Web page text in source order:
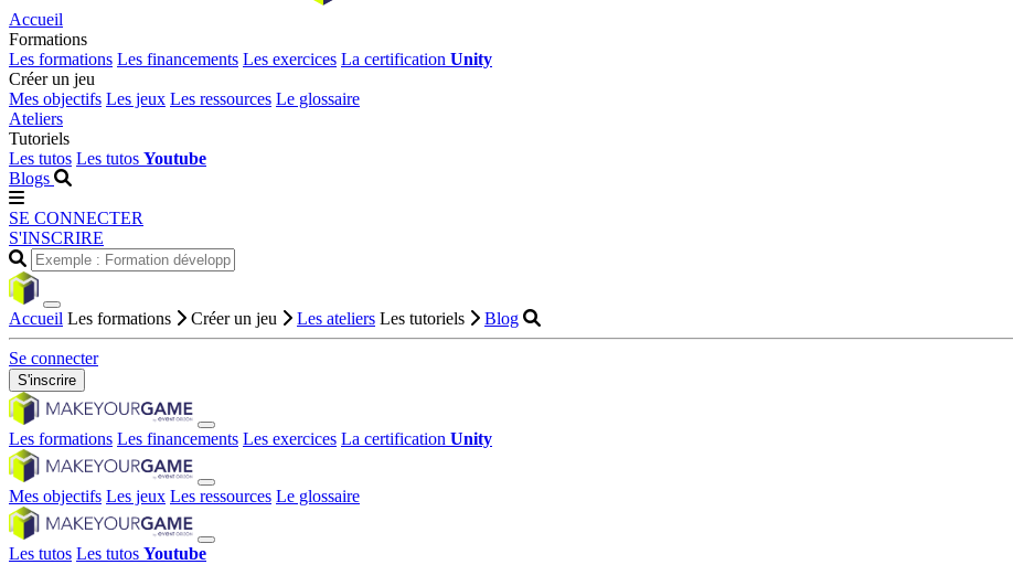
Accueil
Formations
Les formations Les financements Les exercices La certification Unity
Créer un jeu
Mes objectifs Les jeux Les ressources Le glossaire
Ateliers
Tutoriels
Les tutos Les tutos Youtube
Blogs
SE CONNECTER
S'INSCRIRE
Accueil Les formations Créer un jeu Les ateliers Les tutoriels Blog
Se connecter
S'inscrire
Les formations Les financements Les exercices La certification Unity
Mes objectifs Les jeux Les ressources Le glossaire
Les tutos Les tutos Youtube